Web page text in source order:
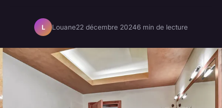
L Louane22 décembre 20246 min de lecture